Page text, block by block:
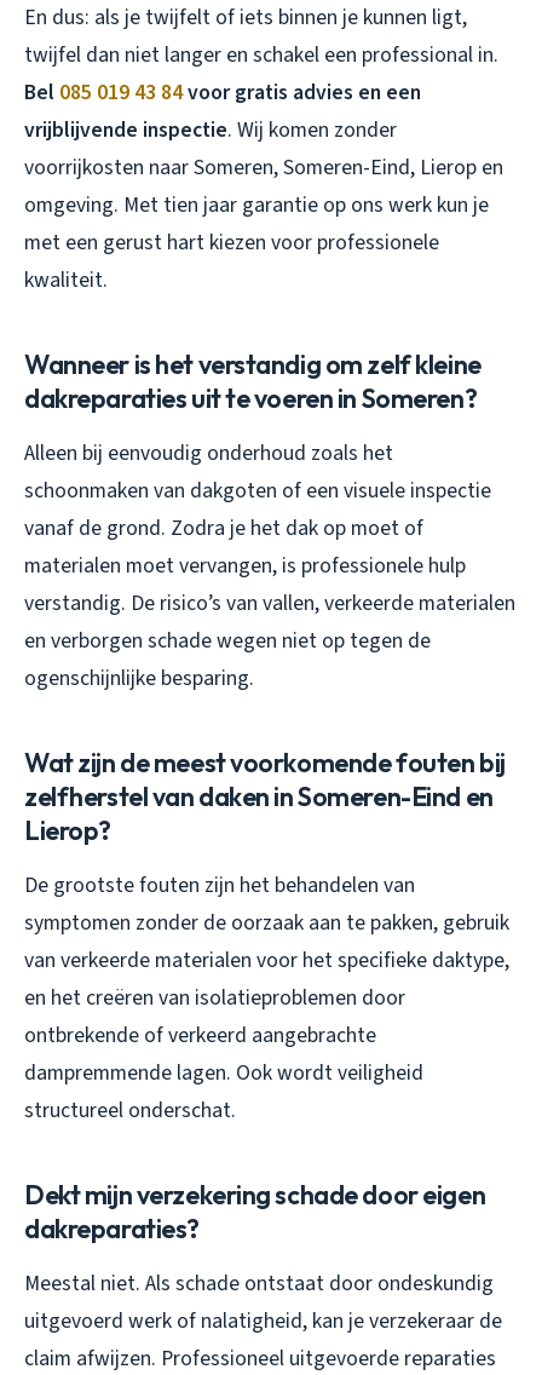
En dus: als je twijfelt of iets binnen je kunnen ligt,
twijfel dan niet langer en schakel een professional in.
Bel 085 019 43 84voor gratis advies en een
vrijblijvende inspectie. Wij komen zonder
voorrijkosten naar Someren, Someren-Eind, Lierop en
omgeving. Met tien jaar garantie op ons werk kun je
met een gerust hart kiezen voor professionele
kwaliteit.
Wanneer is het verstandig om zelf kleine
dakreparaties uit te voeren in Someren?
Alleen bij eenvoudig onderhoud zoals het
schoonmaken van dakgoten of een visuele inspectie
vanaf de grond. Zodra je het dak op moet of
materialen moet vervangen, is professionele hulp
verstandig. De risico’s van vallen, verkeerde materialen
en verborgen schade wegen niet op tegen de
ogenschijnlijke besparing.
Wat zijn de meest voorkomende fouten bij
zelfherstel van daken in Someren-Eind en
Lierop?
De grootste fouten zijn het behandelen van
symptomen zonder de oorzaak aan te pakken, gebruik
van verkeerde materialen voor het specifieke daktype,
en het creëren van isolatieproblemen door
ontbrekende of verkeerd aangebrachte
dampremmende lagen. Ook wordt veiligheid
structureel onderschat.
Dekt mijn verzekering schade door eigen
dakreparaties?
Meestal niet. Als schade ontstaat door ondeskundig
uitgevoerd werk of nalatigheid, kan je verzekeraar de
claim afwijzen. Professioneel uitgevoerde reparaties